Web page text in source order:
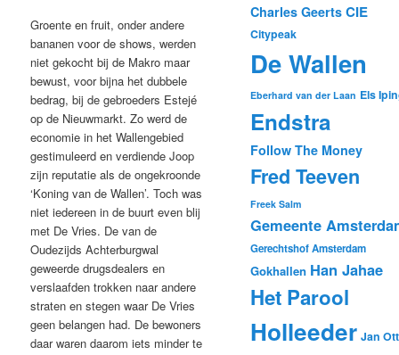
Groente en fruit, onder andere
bananen voor de shows, werden
niet gekocht bij de Makro maar
bewust, voor bijna het dubbele
bedrag, bij de gebroeders Estejé
op de Nieuwmarkt. Zo werd de
economie in het Wallengebied
gestimuleerd en verdiende Joop
zijn reputatie als de ongekroonde
‘Koning van de Wallen’. Toch was
niet iedereen in de buurt even blij
met De Vries. De van de
Oudezijds Achterburgwal
geweerde drugsdealers en
verslaafden trokken naar andere
straten en stegen waar De Vries
geen belangen had. De bewoners
daar waren daarom iets minder te
Charles Geerts CIE
Citypeak
De Wallen
Eberhard van der Laan Els
Endstra
Follow The Money
Fred Teeven
Freek Salm
Gemeente
Gerechtshof Amsterdam
Gokhallen Han Jahae
Het Parool
Holleeder Jan